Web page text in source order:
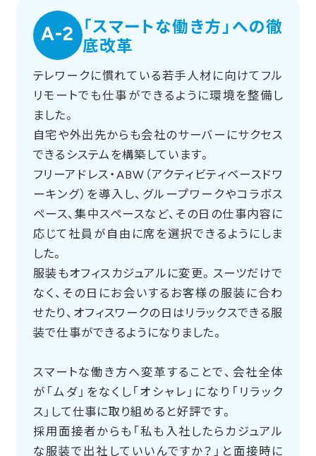
A-2 「スマートな働き方」への徹
底改革
テレワークに慣れている若手人材に向けてフル
リモートでも仕事ができるように環境を整備し
ました。
自宅や外出先からも会社のサーバーにサクセス
できるシステムを構築しています。
フリーアドレス・ABW（アクティビティベースドワ
ーキング）を導入し、グループワークやコラボス
ペース、集中スペースなど、その日の仕事内容に
応じて社員が自由に席を選択できるようにしま
した。
服装もオフィスカジュアルに変更。スーツだけで
なく、その日にお会いするお客様の服装に合わ
せたり、オフィスワークの日はリラックスできる服
装で仕事ができるようになりました。
スマートな働き方へ変革することで、会社全体
が「ムダ」をなくし「オシャレ」になり「リラック
ス」して仕事に取り組めると好評です。
採用面接者からも「私も入社したらカジュアル
な服装で出社していいんですか？」と面接時に